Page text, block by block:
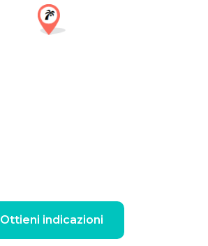
Ottieni indicazioni